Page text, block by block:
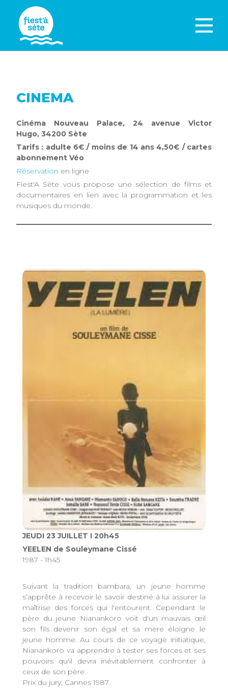
CINEMA
Cinéma Nouveau Palace, 24 avenue Victor
Hugo, 34200 Sète
Tarifs : adulte 6€ / moins de 14 ans 4,50€ / cartes
abonnement Véo
Réservation en ligne
Fiest'A Sète vous propose une sélection de films et
documentaires en lien avec la programmation et les
musiques du monde.
JEUDI 23 JUILLET I 20h45
YEELEN de Souleymane Cissé
1987 - 1h45
Suivant la tradition bambara, un jeune homme
s’apprête à recevoir le savoir destiné à lui assurer la
maîtrise des forces qui l'entourent. Cependant le
père du jeune Nianankoro voit d'un mauvais œil
son fils devenir son égal et sa mère éloigne le
jeune homme. Au cours de ce voyage initiatique,
Nianankoro va apprendre à tester ses forces et ses
pouvoirs qu'il devra inévitablement confronter à
ceux de son père.
Prix du jury, Cannes 1987.